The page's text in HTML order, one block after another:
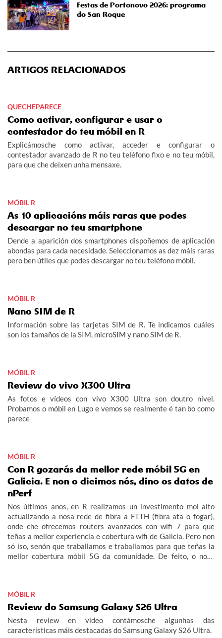
Festas de Portonovo 2026: programa
do San Roque
ARTIGOS RELACIONADOS
QUECHEPARECE
Como activar, configurar e usar o
contestador do teu móbil en R
Explicámosche como activar, acceder e configurar o
contestador avanzado de R no teu teléfono fixo e no teu móbil,
para que che deixen unha mensaxe.
MÓBIL R
As 10 aplicacións máis raras que podes
descargar no teu smartphone
Dende a aparición dos smartphones dispoñemos de aplicación
abondas para cada necesidade. Seleccionamos as dez máis raras
pero ben útiles que podes descargar no teu teléfono móbil.
MÓBIL R
Nano SIM de R
Información sobre las tarjetas SIM de R. Te indicamos cuáles
son los tamaños de la SIM, microSIM y nano SIM de R.
MÓBIL R
Review do vivo X300 Ultra
As fotos e vídeos con vivo X300 Ultra son doutro nivel.
Probamos o móbil en Lugo e vemos se realmente é tan bo como
parece
MÓBIL R
Con R gozarás da mellor rede móbil 5G en
Galicia. E non o dicimos nós, dino os datos de
nPerf
Nos últimos anos, en R realizamos un investimento moi alto
actualizando a nosa rede de fibra a FTTH (fibra ata o fogar),
onde che ofrecemos routers avanzados con wifi 7 para que
teñas a mellor experiencia e cobertura wifi de Galicia. Pero non
só iso, senón que traballamos e traballamos para que teñas la
mellor cobertura móbil 5G da comunidade. De feito, o noso
MÓBIL R
Review do Samsung Galaxy S26 Ultra
Nesta review en vídeo contámosche algunhas das
características máis destacadas do Samsung Galaxy S26 Ultra.